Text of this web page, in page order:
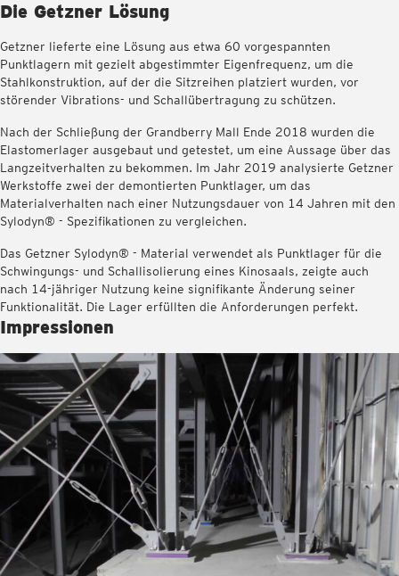
Die Getzner Lösung
Getzner lieferte eine Lösung aus etwa 60 vorgespannten
Punktlagern mit gezielt abgestimmter Eigenfrequenz, um die
Stahlkonstruktion, auf der die Sitzreihen platziert wurden, vor
störender Vibrations- und Schallübertragung zu schützen.
Nach der Schließung der Grandberry Mall Ende 2018 wurden die
Elastomerlager ausgebaut und getestet, um eine Aussage über das
Langzeitverhalten zu bekommen. Im Jahr 2019 analysierte Getzner
Werkstoffe zwei der demontierten Punktlager, um das
Materialverhalten nach einer Nutzungsdauer von 14 Jahren mit den
Sylodyn® - Spezifikationen zu vergleichen.
Das Getzner Sylodyn® - Material verwendet als Punktlager für die
Schwingungs- und Schallisolierung eines Kinosaals, zeigte auch
nach 14-jähriger Nutzung keine signifikante Änderung seiner
Funktionalität. Die Lager erfüllten die Anforderungen perfekt.
Impressionen